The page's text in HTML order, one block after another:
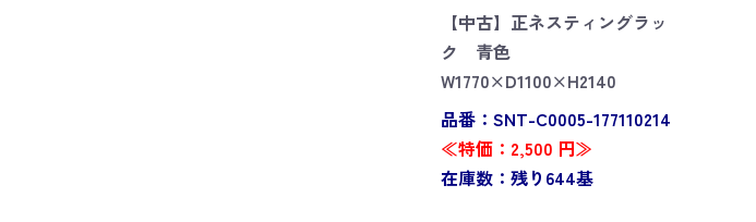
【中古】正ネスティングラッ
ク 青色
W1770×D1100×H2140
品番：SNT-C0005-177110214
≪特価：2,500 円≫
在庫数：残り644基